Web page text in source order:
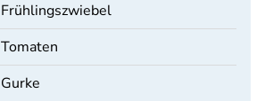
Frühlingszwiebel
Tomaten
Gurke